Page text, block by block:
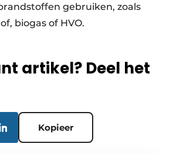
gebruiken, zoals
biogas of HVO.
artikel? Deel het
Kopieer